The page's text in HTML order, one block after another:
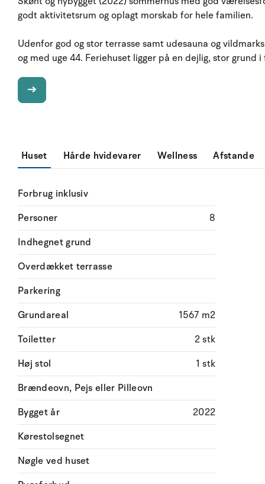
godt aktivitetsrum og oplagt morskab for hele familien.
Udenfor god og stor terrasse samt udesauna og
og med uge 44. Feriehuset ligger på en dejlig, stor grund
Huset Hårde hvidevarer Wellness Afstande
Forbrug inklusiv
Personer
8
Indhegnet grund
Overdækket terrasse
Parkering
Grundareal
1567 m2
Toiletter
2 stk
Høj stol
1 stk
Brændeovn, Pejs eller Pilleovn
Bygget år
2022
Kørestolsegnet
Nøgle ved huset